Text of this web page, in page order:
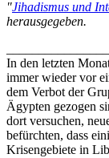
"Jihadismus und
herausgegeben.
In den letzten
immer wieder vor
dem Verbot der
Ägypten gezogen
dort versuchen,
befürchten, dass
Krisengebiete in